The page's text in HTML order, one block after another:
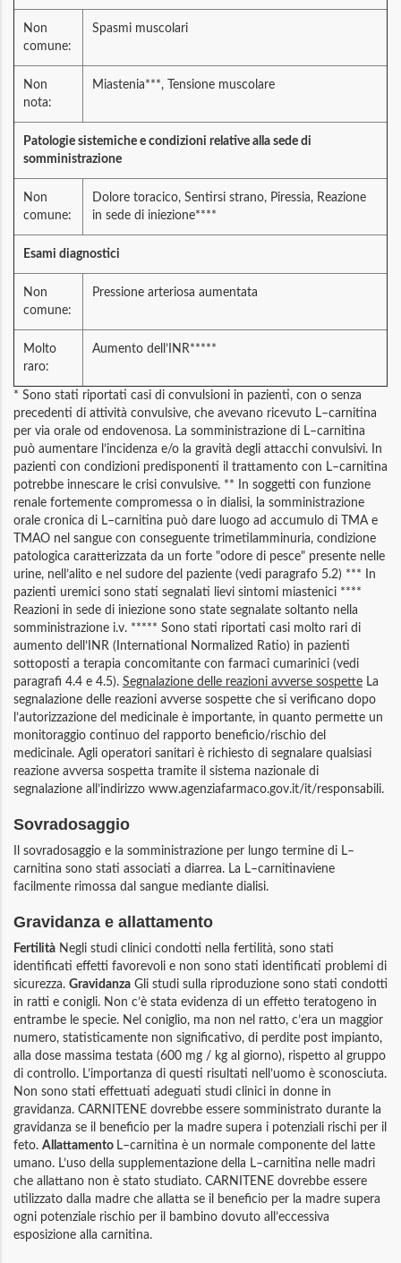
Non
comune:
Spasmi muscolari
Non
nota:
Miastenia***, Tensione muscolare
Patologie sistemiche e condizioni relative alla sede di
somministrazione
Non
comune:
Dolore toracico, Sentirsi strano, Piressia, Reazione
in sede di iniezione****
Esami diagnostici
Non
comune:
Pressione arteriosa aumentata
Molto
raro:
Aumento dell’INR*****
* Sono stati riportati casi di convulsioni in pazienti, con o senza
precedenti di attività convulsive, che avevano ricevuto L–carnitina
per via orale od endovenosa. La somministrazione di L–carnitina
può aumentare l’incidenza e/o la gravità degli attacchi convulsivi. In
pazienti con condizioni predisponenti il trattamento con L–carnitina
potrebbe innescare le crisi convulsive. ** In soggetti con funzione
renale fortemente compromessa o in dialisi, la somministrazione
orale cronica di L–carnitina può dare luogo ad accumulo di TMA e
TMAO nel sangue con conseguente trimetilamminuria, condizione
patologica caratterizzata da un forte "odore di pesce" presente nelle
urine, nell’alito e nel sudore del paziente (vedi paragrafo 5.2) *** In
pazienti uremici sono stati segnalati lievi sintomi miastenici ****
Reazioni in sede di iniezione sono state segnalate soltanto nella
somministrazione i.v. ***** Sono stati riportati casi molto rari di
aumento dell’INR (International Normalized Ratio) in pazienti
sottoposti a terapia concomitante con farmaci cumarinici (vedi
paragrafi 4.4 e 4.5). Segnalazione delle reazioni avverse sospette La
segnalazione delle reazioni avverse sospette che si verificano dopo
l’autorizzazione del medicinale è importante, in quanto permette un
monitoraggio continuo del rapporto beneficio/rischio del
medicinale. Agli operatori sanitari è richiesto di segnalare qualsiasi
reazione avversa sospetta tramite il sistema nazionale di
segnalazione all’indirizzo www.agenziafarmaco.gov.it/it/responsabili.
Sovradosaggio
Il sovradosaggio e la somministrazione per lungo termine di L–
carnitina sono stati associati a diarrea. La L–carnitinaviene
facilmente rimossa dal sangue mediante dialisi.
Gravidanza e allattamento
Fertilità Negli studi clinici condotti nella fertilità, sono stati
identificati effetti favorevoli e non sono stati identificati problemi di
sicurezza. Gravidanza Gli studi sulla riproduzione sono stati condotti
in ratti e conigli. Non c’è stata evidenza di un effetto teratogeno in
entrambe le specie. Nel coniglio, ma non nel ratto, c’era un maggior
numero, statisticamente non significativo, di perdite post impianto,
alla dose massima testata (600 mg / kg al giorno), rispetto al gruppo
di controllo. L’importanza di questi risultati nell’uomo è sconosciuta.
Non sono stati effettuati adeguati studi clinici in donne in
gravidanza. CARNITENE dovrebbe essere somministrato durante la
gravidanza se il beneficio per la madre supera i potenziali rischi per il
feto. Allattamento L–carnitina è un normale componente del latte
umano. L’uso della supplementazione della L–carnitina nelle madri
che allattano non è stato studiato. CARNITENE dovrebbe essere
utilizzato dalla madre che allatta se il beneficio per la madre supera
ogni potenziale rischio per il bambino dovuto all’eccessiva
esposizione alla carnitina.